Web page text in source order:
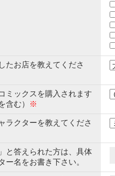
たお店を教えてくださ
ミックスを購入されます
含む）
※
ラクターを教えてくださ
と答えられた方は、具体
ー名をお書き下さい。